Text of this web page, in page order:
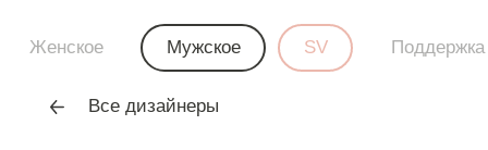
Женское Мужское SV Поддержка
Все дизайнеры